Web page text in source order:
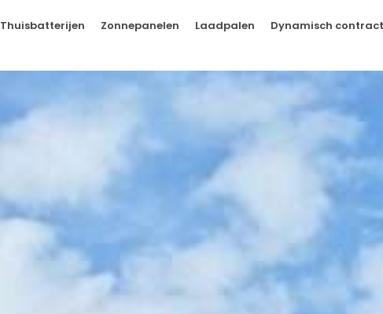
Thuisbatterijen Zonnepanelen Laadpalen Dynamisch